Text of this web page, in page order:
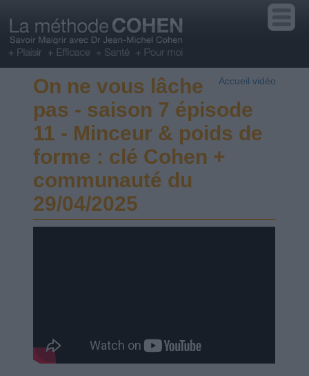
Accueil vidéo
On ne vous lâche
pas - saison 7 épisode
11 - Minceur & poids de
forme : clé Cohen +
communauté du
29/04/2025